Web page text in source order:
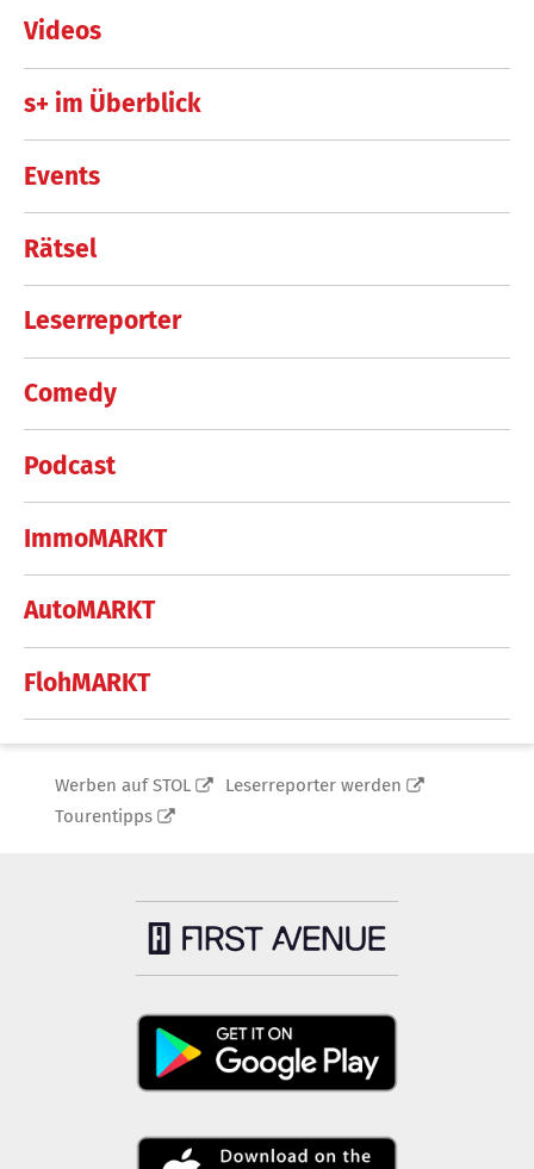
Videos
s+ im Überblick
Events
Rätsel
Leserreporter
Comedy
Podcast
ImmoMARKT
AutoMARKT
FlohMARKT
Werben auf STOL
Leserreporter werden
Tourentipps